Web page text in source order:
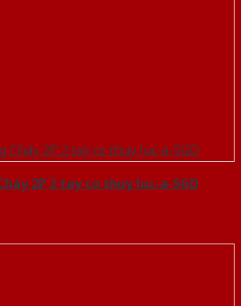
2P 2 tay co thuy luc-a-SGD